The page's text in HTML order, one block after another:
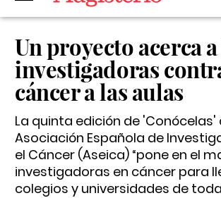
Un proyecto acerca
investigadoras
cáncer a las aulas
La quinta edición de 'Conócelas'
Asociación Española de
el Cáncer (Aseica) “pone en el
investigadoras en cáncer para
colegios y universidades de